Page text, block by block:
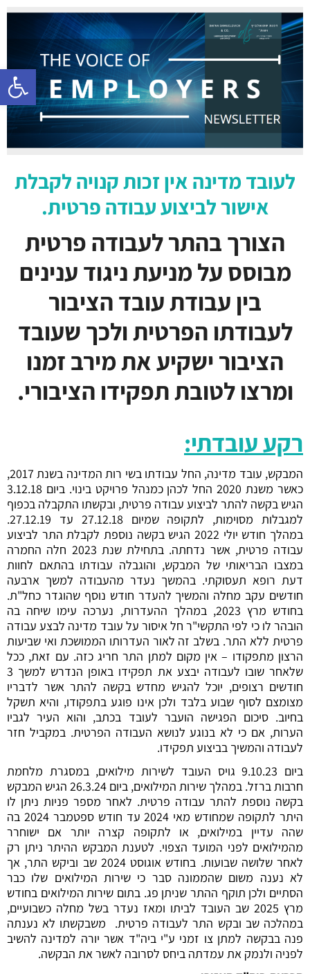
פתח
לעובד מדינה אין זכות קנויה לקבלת
אישור לביצוע עבודה פרטית.
הצורך בהתר לעבודה פרטית
מבוסס על מניעת ניגוד ענינים
בין עבודת עובד הציבור
לעבודתו הפרטית ולכך שעובד
הציבור ישקיע את מירב זמנו
ומרצו לטובת תפקידו הציבורי.
רקע עובדתי:
המבקש, עובד מדינה, החל עבודתו בשי רות המדינה בשנת 2017,
כאשר משנת 2020 החל לכהן כמנהל פרויקט בינוי. ביום 3.12.18
הגיש בקשה להתר לביצוע עבודה פרטית, ובקשתו התקבלה בכפוף
למגבלות מסוימות, לתקופה שמיום 27.12.18 עד 27.12.19.
במהלך חודש יולי 2022 הגיש בקשה נוספת לקבלת התר לביצוע
עבודה פרטית, אשר נדחתה. בתחילת שנת 2023 חלה החמרה
במצבו הבריאותי של המבקש, והוגבלה עבודתו בהתאם לחוות
דעת רופא תעסוקתי. בהמשך נעדר מהעבודה למשך ארבעה
חודשים עקב מחלה והמשיך להעדר חודש נוסף שהוגדר כחל"ת.
בחודש מרץ 2023, במהלך ההעדרות, נערכה עימו שיחה בה
הובהר לו כי לפי התקשי"ר חל איסור על עובד מדינה לבצע עבודה
פרטית ללא התר. בשלב זה לאור העדרותו הממושכת ואי שביעות
הרצון מתפקודו – אין מקום למתן התר חריג כזה. עם זאת, ככל
שלאחר שובו לעבודה יבצע את תפקידו באופן הנדרש למשך 3
חודשים רצופים, יוכל להגיש מחדש בקשה להתר אשר לדבריו
מצומצם לסוף שבוע בלבד ולכן אינו פוגע בתפקודו, והיא תשקל
בחיוב. סיכום הפגישה הועבר לעובד בכתב, והוא העיר לגביו
הערות, אם כי לא בנוגע לנושא העבודה הפרטית. במקביל חזר
לעבודה והמשיך בביצוע תפקידו.
ביום 9.10.23 גויס העובד לשירות מילואים, במסגרת מלחמת
חרבות ברזל. במהלך שירות המילואים, ביום 26.3.24 הגיש המבקש
בקשה נוספת להתר עבודה פרטית. לאחר מספר פניות ניתן לו
היתר לתקופה שמחודש מאי 2024 עד חודש ספטמבר 2024 בה
שהה עדיין במילואים, או לתקופה קצרה יותר אם ישוחרר
מהמילואים לפני המועד הצפוי. לטענת המבקש ההיתר ניתן רק
לאחר שלושה שבועות. בחודש אוגוסט 2024 שב וביקש התר, אך
לא נענה משום שהממונה סבר כי שירות המילואים שלו כבר
הסתיים ולכן תוקף ההתר שניתן פג. בתום שירות המילואים בחודש
מרץ 2025 שב העובד לביתו ומאז נעדר בשל מחלה כשבועיים,
במהלכה שב ובקש התר לעבודה פרטית. משבקשתו לא נענתה
פנה בבקשה למתן צו זמני ע"י ביה"ד אשר יורה למדינה להשיב
לפניה ולנמק את עמדתה ביחס לסרובה לאשר את הבקשה.